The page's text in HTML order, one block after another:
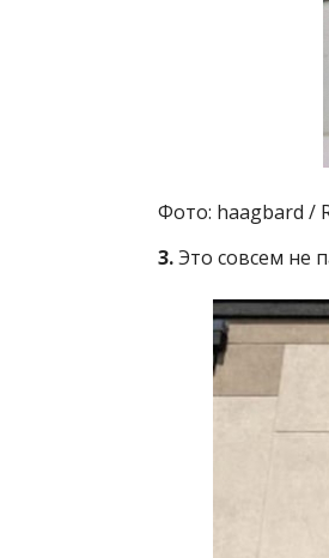
Фото: haagbard /
3.Это совсем не